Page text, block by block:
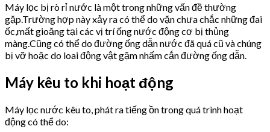
Máy lọc bị rò rỉ nước là một trong những vấn đề thường
gặp.Trường hợp này xảy ra có thể do vặn chưa chắc những đai
ốc,mất gioăng tại các vị trí ống nước động cơ bị thủng
màng.Cũng có thể do đường ống dẫn nước đã quá cũ và chúng
bị vỡ hoặc do loai động vật gặm nhấm cắn đường ống dẫn.
Máy kêu to khi hoạt động
Máy lọc nước kêu to, phát ra tiếng ồn trong quá trình hoạt
động có thể do: